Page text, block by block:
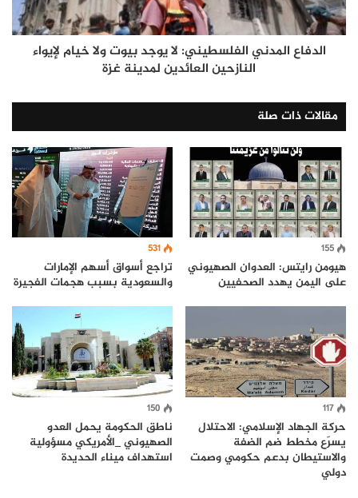
الدفاع المدني الفلسطيني: لا يوجد بيوت ولا خيام لإيواء
النازحين العائدين لمدينة غزة
مقالات ذات صلة
155
هيومن رايتس: العدوان الصهيوني
على اليمن يهدد الصحفيين
531
تراجع أسواق أسهم الإمارات
والسعودية بسبب هجمات الفجيرة
117
حركة الجهاد الإسلامي: الاحتلال
يسرّع مخطط ضم الضفة
والاستيطان بدعم حكومي وصمت
دولي
150
ناطق الحكومة يحمل العدو
الصهيوني _الأمريكي مسؤولية
استهداف ميناء الحديدة